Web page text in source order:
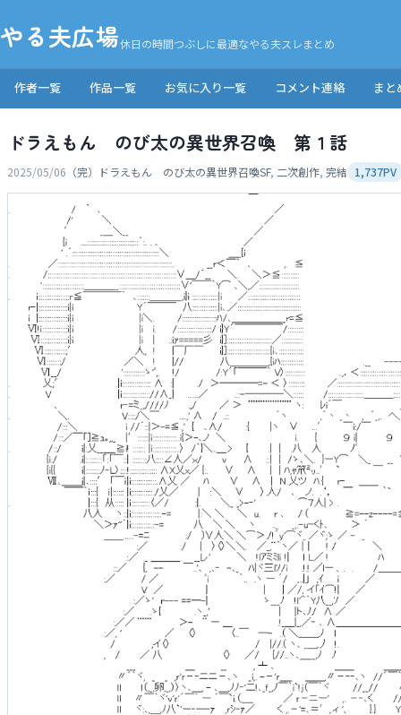
やる夫広場休日の時間つぶしに最適なやる夫スレまとめ
作者一覧 作品一覧 お気に入り一覧 コメント連絡 まと
ドラえもん のび太の異世界召喚 第１話
2025/05/06 （完）ドラえもん のび太の異世界召喚SF, 二次創作, 完結 1,737PV